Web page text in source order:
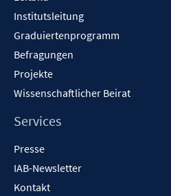
Institutsleitung
Graduiertenprogramm
Befragungen
Projekte
Wissenschaftlicher Beirat
Services
Presse
IAB-Newsletter
Kontakt